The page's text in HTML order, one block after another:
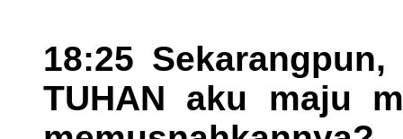
18:25
TUHAN aku maju